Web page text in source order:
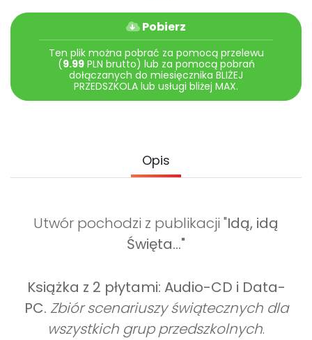
Pobierz
Ten plik można pobrać za pomocą przelewu
(9.99PLN brutto) lub za pomocą pobrań
dołączanych do miesięcznika BLIŻEJ
PRZEDSZKOLA lub usługi bliżej MAX.
Opis
Utwór pochodzi z publikacji "Idą, idą
Święta..."
Książka z 2 płytami: Audio-CD i Data-
PC. Zbiór scenariuszy świątecznych dla
wszystkich grup przedszkolnych.